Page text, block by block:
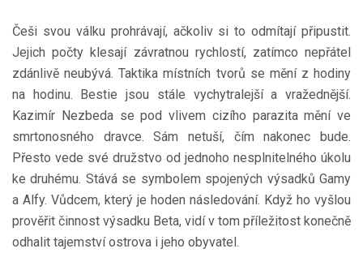
Češi svou válku prohrávají, ačkoliv si to odmítají připustit.
Jejich počty klesají závratnou rychlostí, zatímco nepřátel
zdánlivě neubývá. Taktika místních tvorů se mění z hodiny
na hodinu. Bestie jsou stále vychytralejší a vražednější.
Kazimír Nezbeda se pod vlivem cizího parazita mění ve
smrtonosného dravce. Sám netuší, čím nakonec bude.
Přesto vede své družstvo od jednoho nesplnitelného úkolu
ke druhému. Stává se symbolem spojených výsadků Gamy
a Alfy. Vůdcem, který je hoden následování. Když ho vyšlou
prověřit činnost výsadku Beta, vidí v tom příležitost konečně
odhalit tajemství ostrova i jeho obyvatel.